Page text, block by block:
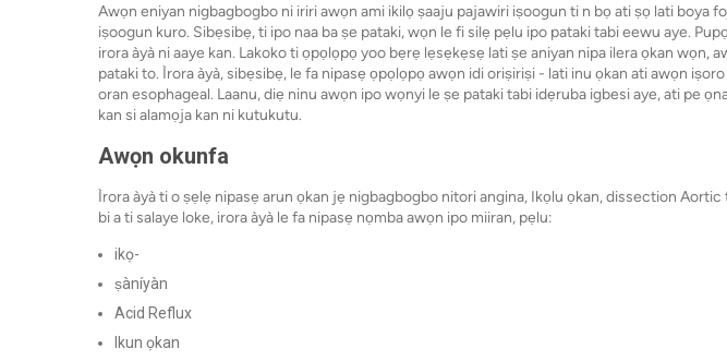
Awọn eniyan nigbagbogbo ni iriri awọn ami ikilọ ṣaaju pajawiri iṣoogun ti n bọ ati ṣọ lati boya
iṣoogun kuro. Sibẹsibẹ, ti ipo naa ba ṣe pataki, wọn le fi silẹ pẹlu ipo pataki tabi eewu aye.
irora àyà ni aaye kan. Lakoko ti ọpọlọpọ yoo bẹrẹ lẹsẹkẹsẹ lati ṣe aniyan nipa ilera ọkan wọn,
pataki to. Ìrora àyà, sibẹsibẹ, le fa nipasẹ ọpọlọpọ awọn idi oriṣiriṣi - lati inu ọkan ati awọn
oran esophageal. Laanu, diẹ ninu awọn ipo wọnyi le ṣe pataki tabi idẹruba igbesi aye, ati pe
kan si alamọja kan ni kutukutu.
Awọn okunfa
Ìrora àyà ti o ṣẹlẹ nipasẹ arun ọkan jẹ nigbagbogbo nitori angina, Ikọlu ọkan, dissection
bi a ti salaye loke, irora àyà le fa nipasẹ nọmba awọn ipo miiran, pẹlu:
ikọ-
ṣàníyàn
Acid Reflux
Ikun ọkan